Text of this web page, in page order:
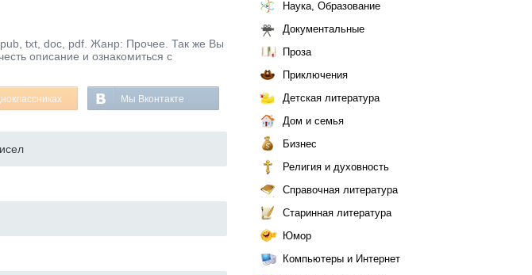
txt, doc, pdf. Жанр: Прочее. Так же Вы
описание и ознакомиться с
Мы Вконтакте
Наука, Образование
Документальные
Проза
Приключения
Детская литература
Дом и семья
Бизнес
Религия и духовность
Справочная литература
Старинная литература
Юмор
Компьютеры и Интернет